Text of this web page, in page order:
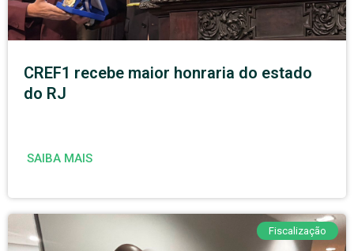
CREF1 recebe maior honraria do estado
do RJ
SAIBA MAIS
Fiscalização